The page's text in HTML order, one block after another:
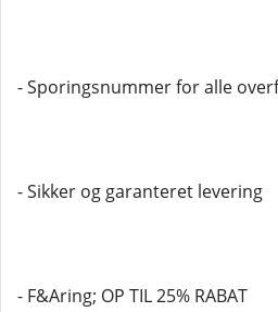
- Sporingsnummer for alle
- Sikker og garanteret levering
- F&Aring; OP TIL 25% RABAT